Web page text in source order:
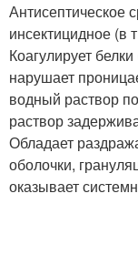
Антисептическое
инсектицидное (в
Коагулирует
нарушает
водный раствор
раствор
Обладает
оболочки,
оказывает